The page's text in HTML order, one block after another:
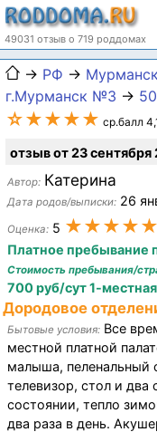
49031 отзыв о 719 роддомах
→ РФ →
г.Мурманск №3 →
☆★★★★ ср.балл
отзыв от 23 сентября
Автор: Катерина
Дата родов/выписки: 26
Оценка: 5 ★★★★★
Платное пребывание
Стоимость пребывания/
700 руб/сут 1-
Дородовое
Бытовые условия: Все
местной платной
малыша, пеленальный
телевизор, стол и два
состоянии, тепло
два раза в день.